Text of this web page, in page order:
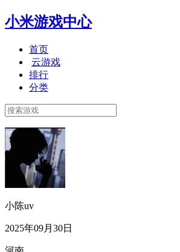
小米游戏中心
首页
云游戏
排行
分类
小陈uv
2025年09月30日